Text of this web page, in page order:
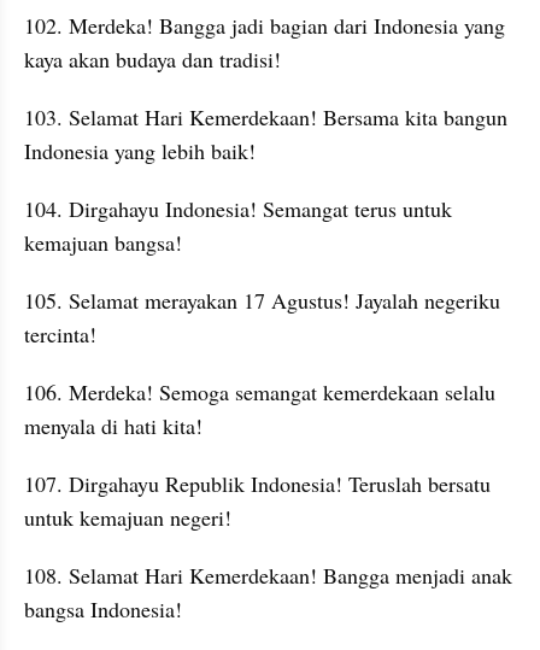
102. Merdeka! Bangga jadi bagian dari Indonesia yang
kaya akan budaya dan tradisi!
103. Selamat Hari Kemerdekaan! Bersama kita bangun
Indonesia yang lebih baik!
104. Dirgahayu Indonesia! Semangat terus untuk
kemajuan bangsa!
105. Selamat merayakan 17 Agustus! Jayalah negeriku
tercinta!
106. Merdeka! Semoga semangat kemerdekaan selalu
menyala di hati kita!
107. Dirgahayu Republik Indonesia! Teruslah bersatu
untuk kemajuan negeri!
108. Selamat Hari Kemerdekaan! Bangga menjadi anak
bangsa Indonesia!